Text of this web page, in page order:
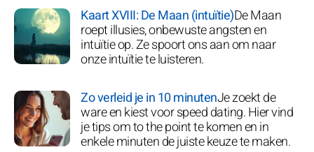
Kaart XVIII: De Maan (intuïtie)De Maan
roept illusies, onbewuste angsten en
intuïtie op. Ze spoort ons aan om naar
onze intuïtie te luisteren.
Zo verleid je in 10 minutenJe zoekt de
ware en kiest voor speed dating. Hier vind
je tips om to the point te komen en in
enkele minuten de juiste keuze te maken.